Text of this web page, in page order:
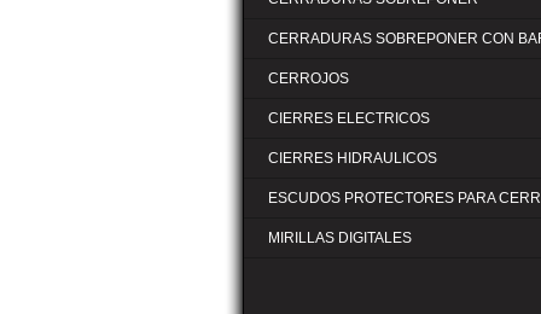
CERRADURAS SOBREPONER CON
CERROJOS
CIERRES ELECTRICOS
CIERRES HIDRAULICOS
ESCUDOS PROTECTORES PARA
MIRILLAS DIGITALES